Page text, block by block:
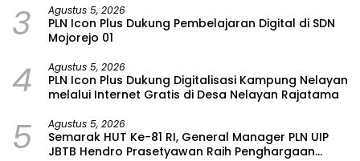
3 Agustus 5, 2026
PLN Icon Plus Dukung Pembelajaran Digital di SDN
Mojorejo 01
4 Agustus 5, 2026
PLN Icon Plus Dukung Digitalisasi Kampung Nelayan
melalui Internet Gratis di Desa Nelayan Rajatama
5 Agustus 5, 2026
Semarak HUT Ke-81 RI, General Manager PLN UIP
JBTB Hendro Prasetyawan Raih Penghargaan